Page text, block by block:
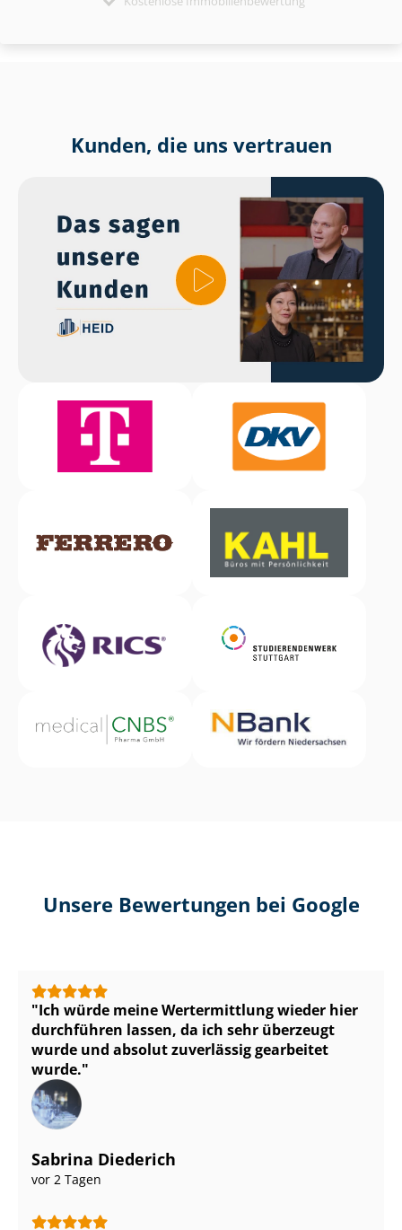
Kunden, die uns vertrauen
Unsere Bewertungen bei Google
Ich würde meine Wertermittlung wieder hier
durchführen lassen, da ich sehr überzeugt
wurde und absolut zuverlässig gearbeitet
wurde.
Sabrina Diederich
vor 2 Tagen